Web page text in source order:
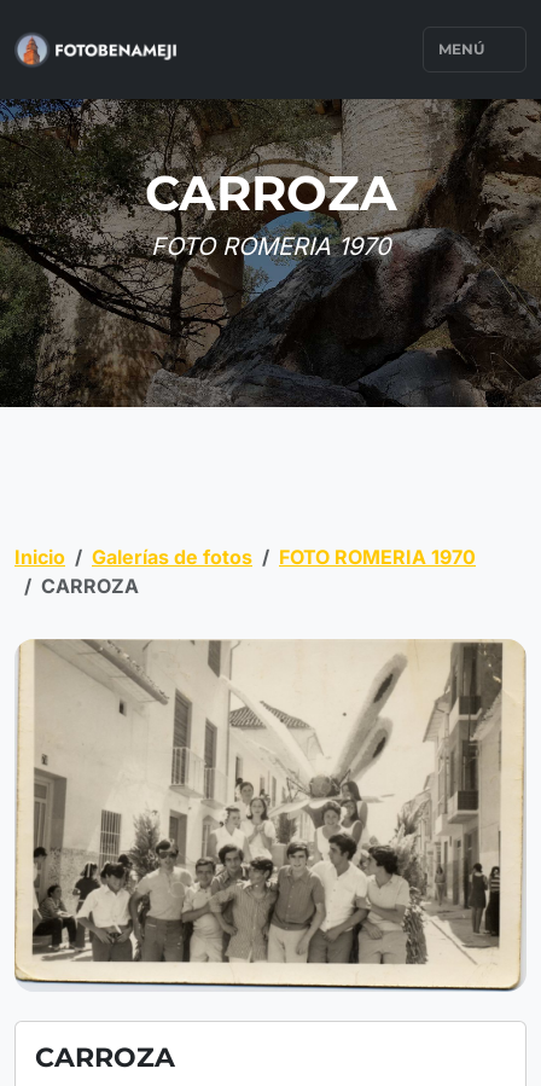
MENÚ
CARROZA
FOTO ROMERIA 1970
Inicio Galerías de fotos
FOTO ROMERIA 1970
CARROZA
CARROZA